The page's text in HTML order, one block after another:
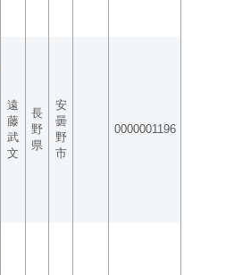
遠
藤
武
文
長
野
県
安
曇
野
市
0000001196